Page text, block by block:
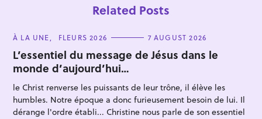
Related Posts
C
T
E
G
O
R
I
E
S
À LA UNE FLEURS 2026 7 AUGUST 2026
L’essentiel du message de Jésus dans le
monde d’aujourd’hui…
le Christ renverse les puissants de leur trône, il élève les
humbles. Notre époque a donc furieusement besoin de lui. Il
dérange l'ordre établi... Christine nous parle de son essentiel